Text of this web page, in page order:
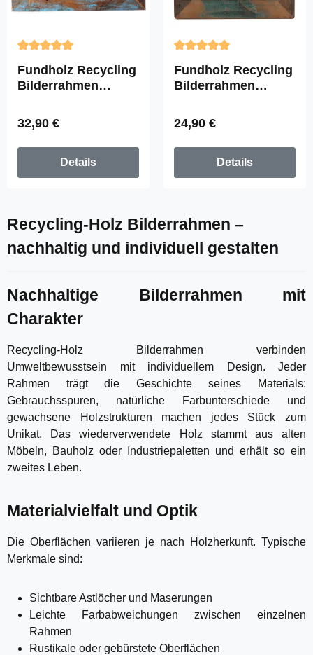
Durchschnittliche Bewertung von 5 von 5 Sternen
Fundholz Recycling
Bilderrahmen
x 34cm
Regulärer Preis:
32,90 €
Details
Durchschnittliche
Fundholz Recycling
Bilderrahmen
28cm x 28cm
Regulärer Preis:
24,90 €
Details
Recycling-Holz Bilderrahmen –
nachhaltig und individuell gestalten
Nachhaltige Bilderrahmen mit
Charakter
Recycling-Holz Bilderrahmen verbinden
Umweltbewusstsein mit individuellem Design. Jeder
Rahmen trägt die Geschichte seines Materials:
Gebrauchsspuren, natürliche Farbunterschiede und
gewachsene Holzstrukturen machen jedes Stück zum
Unikat. Das wiederverwendete Holz stammt aus alten
Möbeln, Bauholz oder Industriepaletten und erhält so ein
zweites Leben.
Materialvielfalt und Optik
Die Oberflächen variieren je nach Holzherkunft. Typische
Merkmale sind:
Sichtbare Astlöcher und Maserungen
Leichte Farbabweichungen zwischen einzelnen
Rahmen
Rustikale oder gebürstete Oberflächen